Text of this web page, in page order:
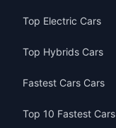
Top Electric Cars
Top Hybrids Cars
Fastest Cars Cars
Top 10 Fastest Cars